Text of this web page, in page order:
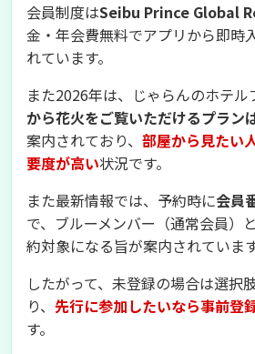
会員制度はSeibu Prince Global
金・年会費無料でアプリから即時
れています。
また2026年は、じゃらんのホテル
から花火をご覧いただけるプラン
案内されており、 部屋から見たい
要度が高い状況です。
また最新情報では、予約時に会員
で、ブルーメンバー（通常会員）
約対象になる旨が案内されています
したがって、未登録の場合は選択
り、 先行に参加したいなら事前登
す。